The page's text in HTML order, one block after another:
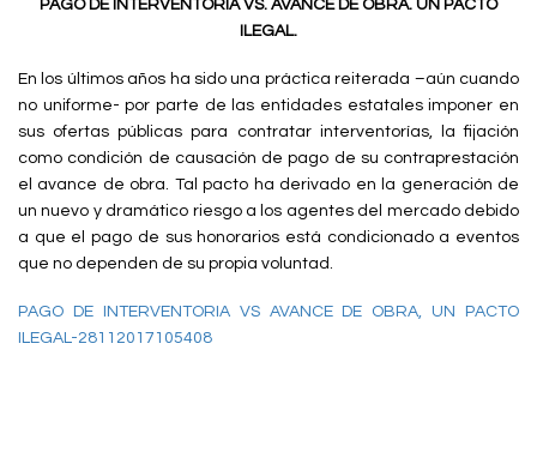
PAGO DE INTERVENTORÍA VS. AVANCE DE OBRA. UN PACTO
ILEGAL.
En los últimos años ha sido una práctica reiterada –aún cuando
no uniforme- por parte de las entidades estatales imponer en
sus ofertas públicas para contratar interventorías, la fijación
como condición de causación de pago de su contraprestación
el avance de obra. Tal pacto ha derivado en la generación de
un nuevo y dramático riesgo a los agentes del mercado debido
a que el pago de sus honorarios está condicionado a eventos
que no dependen de su propia voluntad.
PAGO DE INTERVENTORIA VS AVANCE DE OBRA, UN PACTO
ILEGAL-28112017105408